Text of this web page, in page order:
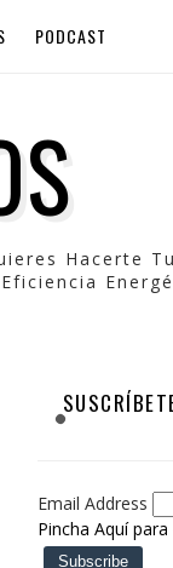
PODCAST
Hacerte
Email Address
Pincha Aquí